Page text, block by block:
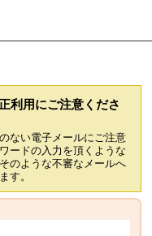
利用にご注意くださ
ない電子メールにご注意
ードの入力を頂くような
のような不審なメールへ
す。